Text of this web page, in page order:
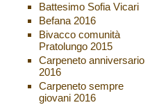
Battesimo Sofia Vicari
Befana 2016
Bivacco comunità
Pratolungo 2015
Carpeneto anniversario
2016
Carpeneto sempre
giovani 2016